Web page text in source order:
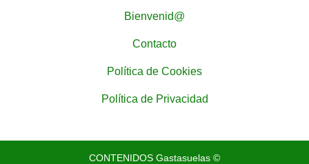
Bienvenid@
Contacto
Política de Cookies
Política de Privacidad
CONTENIDOS Gastasuelas ©